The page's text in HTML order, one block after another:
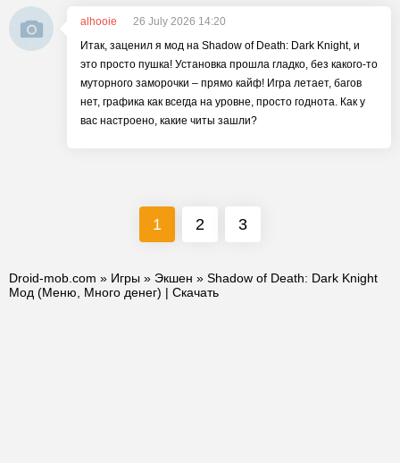
alhooie
26 July 2026 14:20
Итак, заценил я мод на Shadow of Death: Dark Knight, и
это просто пушка! Установка прошла гладко, без какого-то
муторного заморочки – прямо кайф! Игра летает, багов
нет, графика как всегда на уровне, просто годнота. Как у
вас настроено, какие читы зашли?
1 2 3
Droid-mob.com » Игры » Экшен » Shadow of Death: Dark Knight
Мод (Меню, Много денег) | Скачать